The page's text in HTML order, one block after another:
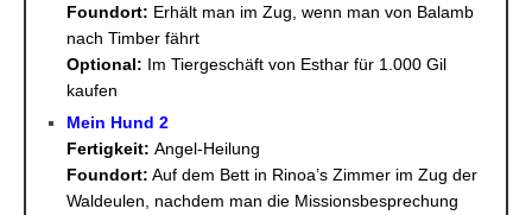
Foundort: Erhält man im Zug, wenn man von Balamb
nach Timber fährt
Optional: Im Tiergeschäft von Esthar für 1.000 Gil
kaufen
Mein Hund 2
Fertigkeit: Angel-Heilung
Foundort: Auf dem Bett in Rinoa’s Zimmer im Zug der
Waldeulen, nachdem man die Missionsbesprechung